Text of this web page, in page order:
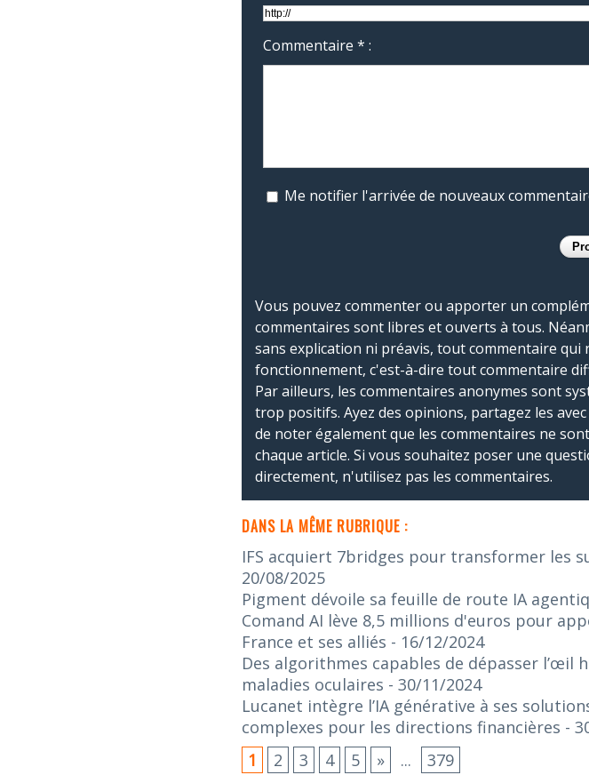
Commentaire * :
Me notifier l'arrivée de nouveaux
Vous pouvez commenter ou apporter un
commentaires sont libres et ouverts à tous.
sans explication ni préavis, tout commentaire
fonctionnement, c'est-à-dire tout commentaire
Par ailleurs, les commentaires anonymes sont
trop positifs. Ayez des opinions, partagez les
de noter également que les commentaires ne
chaque article. Si vous souhaitez poser une
directement, n'utilisez pas les commentaires.
DANS LA MÊME RUBRIQUE :
IFS acquiert 7bridges pour transformer les
20/08/2025
Pigment dévoile sa feuille de route IA
Comand AI lève 8,5 millions d'euros pour
France et ses alliés - 16/12/2024
Des algorithmes capables de dépasser l’œil
maladies oculaires - 30/11/2024
Lucanet intègre l’IA générative à ses
complexes pour les directions financières -
1
2 3 4 5 » ... 379